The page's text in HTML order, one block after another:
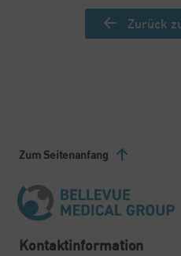
Zurück
Zum Seitenanfang
Kontaktinformation